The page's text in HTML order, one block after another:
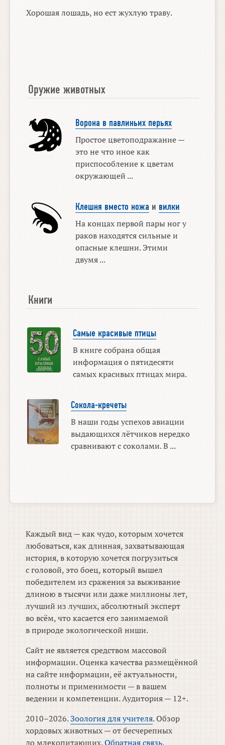
Хорошая лошадь, но ест жухлую траву.
Оружие животных
Ворона в павлиньих перьях
Простое цветоподражание —
это не что иное как
приспособление к цветам
окружающей ...
Клешня вместо ножа и вилки
На концах первой пары ног у
раков находятся сильные и
опасные клешни. Этими
двумя ...
Книги
Самые красивые птицы
В книге собрана общая
информация о пятидесяти
самых красивых птицах мира.
Сокола-кречеты
В наши годы успехов авиации
выдающихся лётчиков нередко
сравнивают с соколами. В ...
Каждый вид — как чудо, которым хочется
любоваться, как длинная, захватывающая
история, в которую хочется погрузиться
с головой, это боец, который вышел
победителем из сражения за выживание
длиною в тысячи или даже миллионы лет,
лучший из лучших, абсолютный эксперт
во всём, что касается его занимаемой
в природе экологической ниши.
Сайт не является средством массовой
информации. Оценка качества размещённой
на сайте информации, её актуальности,
полноты и применимости — в вашем
ведении и компетенции. Аудитория — 12+.
2010–2026.Зоология для учителя. Обзор
хордовых животных — от бесчерепных
до млекопитающих.Обратная связь.